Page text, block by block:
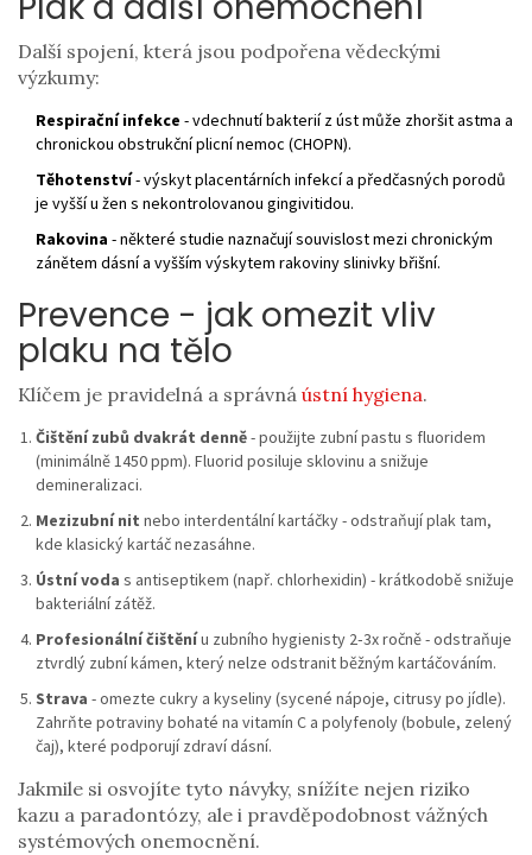
Další spojení, která jsou podpořena vědeckými
výzkumy:
Respirační infekce - vdechnutí bakterií z úst může zhoršit astma a
chronickou obstrukční plicní nemoc (CHOPN).
Těhotenství- výskyt placentárních infekcí a předčasných porodů
je vyšší u žen s nekontrolovanou gingivitidou.
Rakovina - některé studie naznačují souvislost mezi chronickým
zánětem dásní a vyšším výskytem rakoviny slinivky břišní.
Prevence - jak omezit vliv
plaku na tělo
Klíčem je pravidelná a správná ústní hygiena.
Čištění zubů dvakrát denně- použijte zubní pastu s fluoridem
(minimálně 1450 ppm). Fluorid posiluje sklovinu a snižuje
demineralizaci.
Mezizubní nit nebo interdentální kartáčky - odstraňují plak tam,
kde klasický kartáč nezasáhne.
Ústní voda s antiseptikem (např. chlorhexidin) - krátkodobě snižuje
bakteriální zátěž.
Profesionální čištěníu zubního hygienisty 2‑3x ročně - odstraňuje
ztvrdlý zubní kámen, který nelze odstranit běžným kartáčováním.
Strava - omezte cukry a kyseliny (sycené nápoje, citrusy po jídle).
Zahrňte potraviny bohaté na vitamín C a polyfenoly (bobule, zelený
čaj), které podporují zdraví dásní.
Jakmile si osvojíte tyto návyky, snížíte nejen riziko
kazu a paradontózy, ale i pravděpodobnost vážných
systémových onemocnění.